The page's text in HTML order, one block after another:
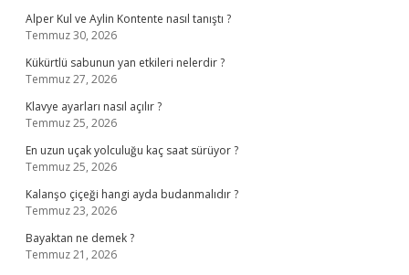
Alper Kul ve Aylin Kontente nasıl tanıştı ?
Temmuz 30, 2026
Kükürtlü sabunun yan etkileri nelerdir ?
Temmuz 27, 2026
Klavye ayarları nasıl açılır ?
Temmuz 25, 2026
En uzun uçak yolculuğu kaç saat sürüyor ?
Temmuz 25, 2026
Kalanşo çiçeği hangi ayda budanmalıdır ?
Temmuz 23, 2026
Bayaktan ne demek ?
Temmuz 21, 2026